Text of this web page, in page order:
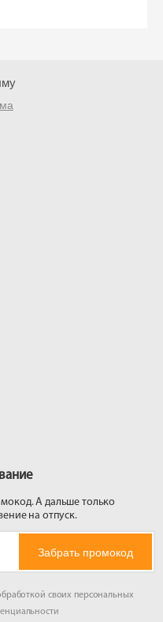
А дальше только
на отпуск.
Забрать промокод
своих персональных